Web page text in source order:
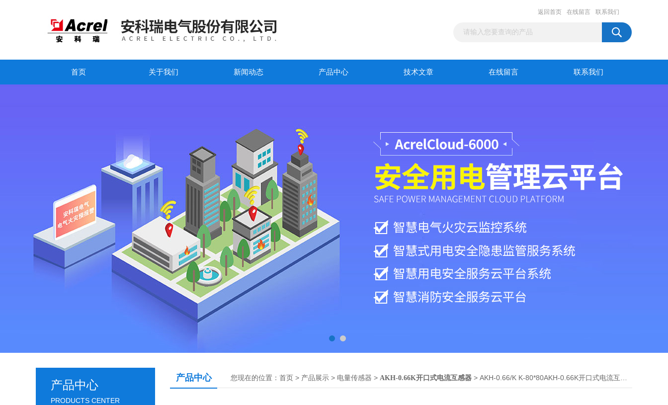
返回首页 在线留言 联系我们
首页 关于我们 新闻动态 产品中心 技术文章 在线留言 联系我们
产品中心
PRODUCTS CENTER
产品中心 您现在的位置： 首页 > 产品展示 > 电量传感器 > AKH-0.66K开口式电流互感器 > AKH-0.66/K K-80*80AKH-0.66K开口式电流互感器